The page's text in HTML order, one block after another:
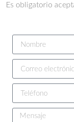
Es obligatorio